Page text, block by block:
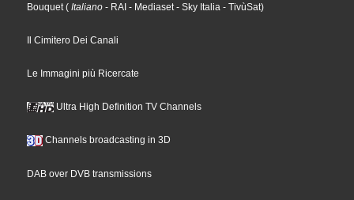
Bouquet ( Italiano - RAI - Mediaset - Sky Italia - TivùSat)
Il Cimitero Dei Canali
Le Immagini più Ricercate
Ultra High Definition TV Channels
Channels broadcasting in 3D
DAB over DVB transmissions